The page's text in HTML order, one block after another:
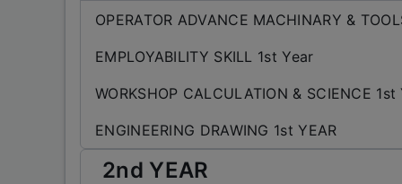
OPERATOR ADVANCE MACHINARY &
EMPLOYABILITY SKILL 1st Year
WORKSHOP CALCULATION & SCIENCE 1st
ENGINEERING DRAWING 1st YEAR
2nd YEAR